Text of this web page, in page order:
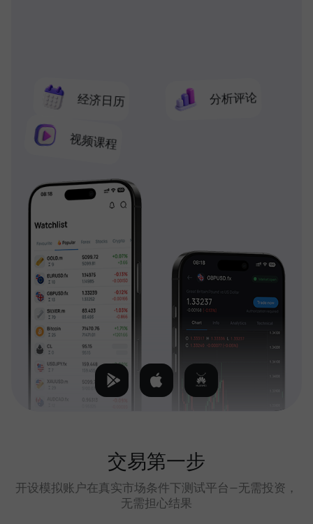
经济日历 分析评论
视频课程
交易第一步
开设模拟账户在真实市场条件下测试平台—无需投资，
无需担心结果